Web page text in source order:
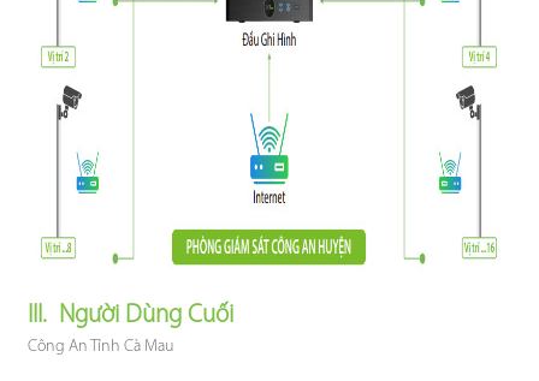
III. Người Dùng Cuối
Công An Tỉnh Cà Mau